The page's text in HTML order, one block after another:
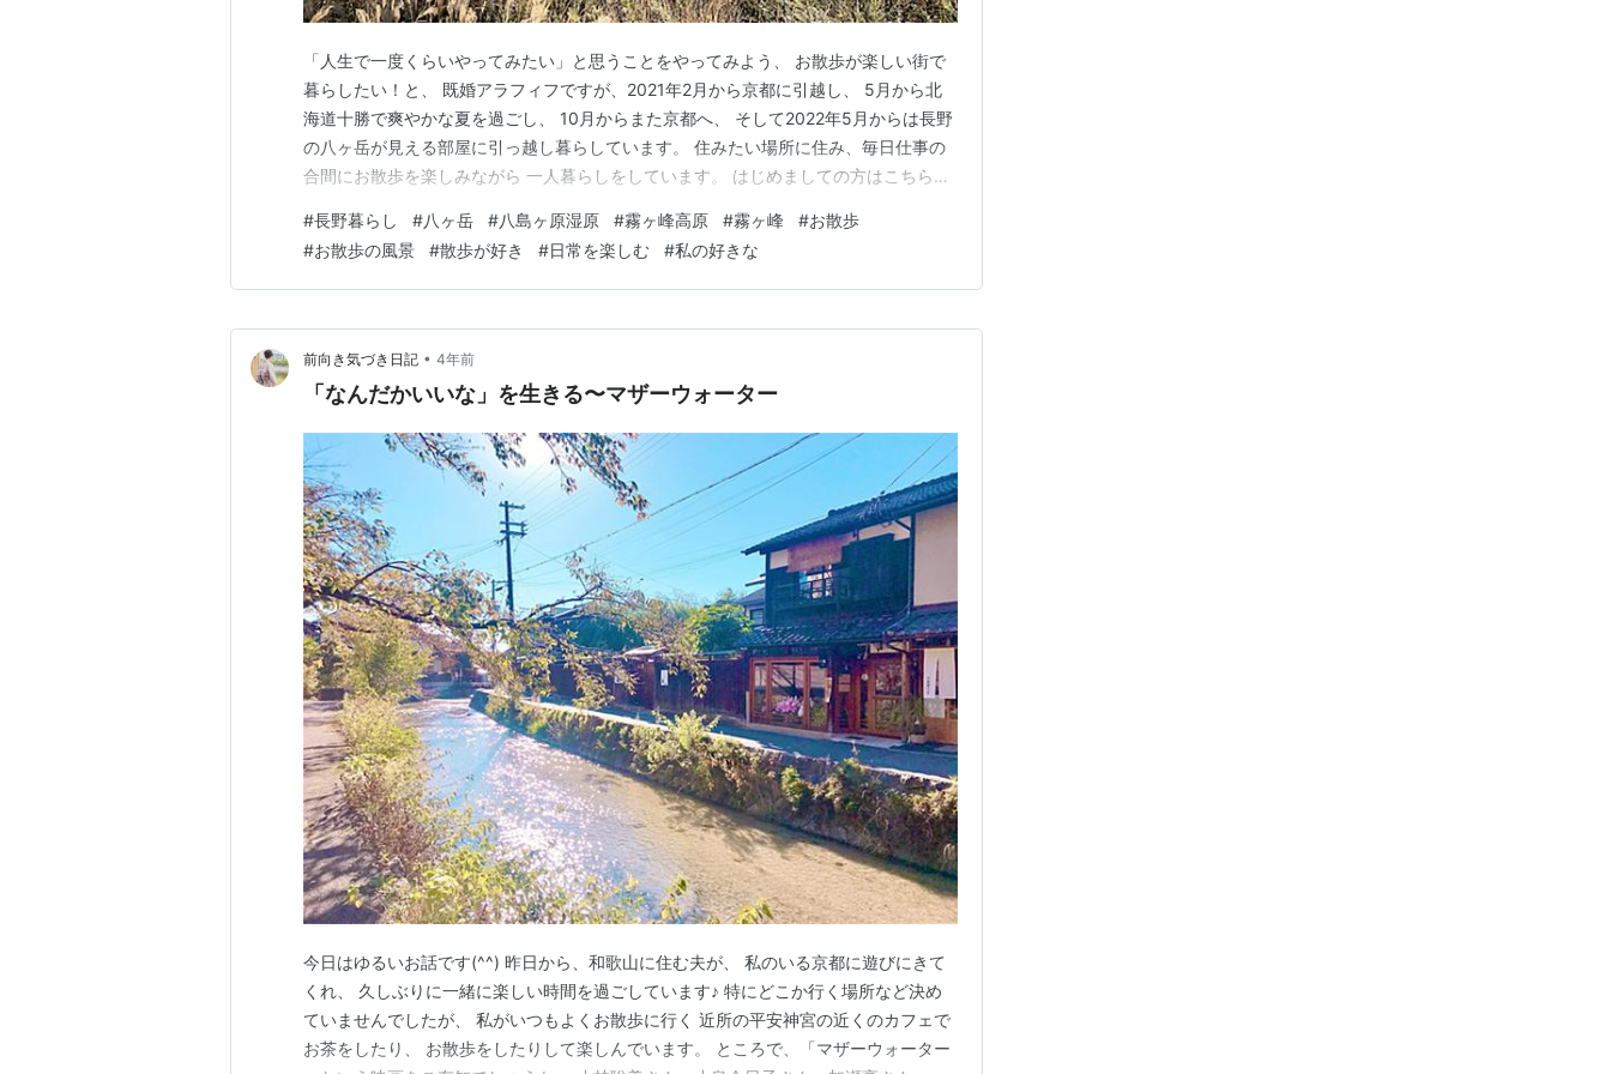
「人生で一度くらいやってみたい」と思うことをやってみよう、 お散歩が楽しい街で
暮らしたい！と、 既婚アラフィフですが、2021年2月から京都に引越し、 5月から北
海道十勝で爽やかな夏を過ごし、 10月からまた京都へ、 そして2022年5月からは長野
の八ヶ岳が見える部屋に引っ越し暮らしています。 住みたい場所に住み、毎日仕事の
合間にお散歩を楽しみながら 一人暮らしをしています。 はじめましての方はこちらを
ですね♪ そんな今日も朝から素晴らしい秋晴れの一日でした。 澄み渡る空は深く青
く、 軽やかな空気も、キ…
#長野暮らし #八ヶ岳 #八島ヶ原湿原 #霧ヶ峰高原 #霧ヶ峰 #お散歩
#お散歩の風景 #散歩が好き #日常を楽しむ #私の好きな
前向き気づき日記 • 4年前
「なんだかいいな」を生きる〜マザーウォーター
今日はゆるいお話です(^^) 昨日から、和歌山に住む夫が、 私のいる京都に遊びにきて
くれ、 久しぶりに一緒に楽しい時間を過ごしています♪ 特にどこか行く場所など決め
ていませんでしたが、 私がいつもよくお散歩に行く 近所の平安神宮の近くのカフェで
お茶をしたり、 お散歩をしたりして楽しんでいます。 ところで、「マザーウォーター